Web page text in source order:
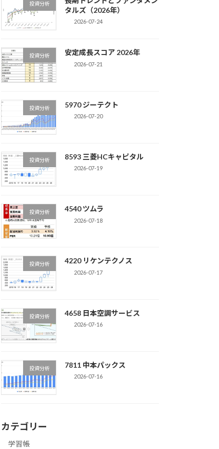
投資分析
タルズ（2026年）
2026-07-24
投資分析 安定成長スコア 2026年
2026-07-21
投資分析 5970 ジーテクト
2026-07-20
投資分析 8593 三菱HCキャピタル
2026-07-19
投資分析 4540 ツムラ
2026-07-18
投資分析 4220 リケンテクノス
2026-07-17
投資分析 4658 日本空調サービス
2026-07-16
投資分析 7811 中本パックス
2026-07-16
カテゴリー
学習帳